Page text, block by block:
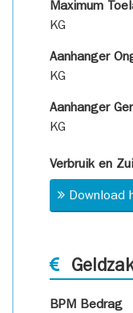
Maximum
KG
Aanhanger
KG
Aanhanger
KG
Verbruik en
Download
BPM Bedrag